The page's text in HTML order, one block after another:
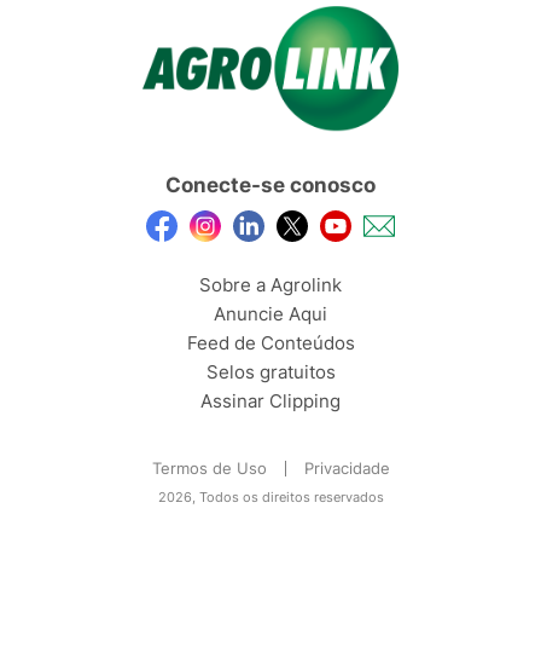
Conecte-se conosco
Sobre a Agrolink
Anuncie Aqui
Feed de Conteúdos
Selos gratuitos
Assinar Clipping
Termos de Uso Privacidade
2026, Todos os direitos reservados